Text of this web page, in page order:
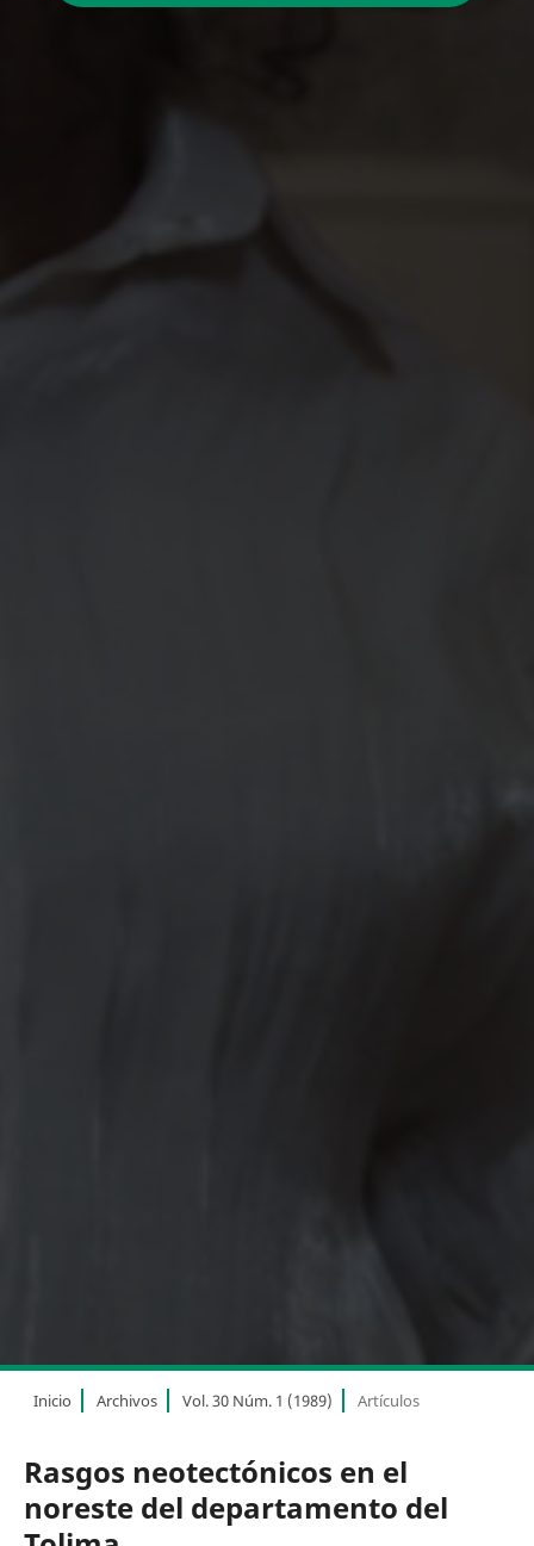
Inicio Archivos Vol. 30 Núm. 1 (1989) Artículos
Rasgos neotectónicos en el
noreste del departamento del